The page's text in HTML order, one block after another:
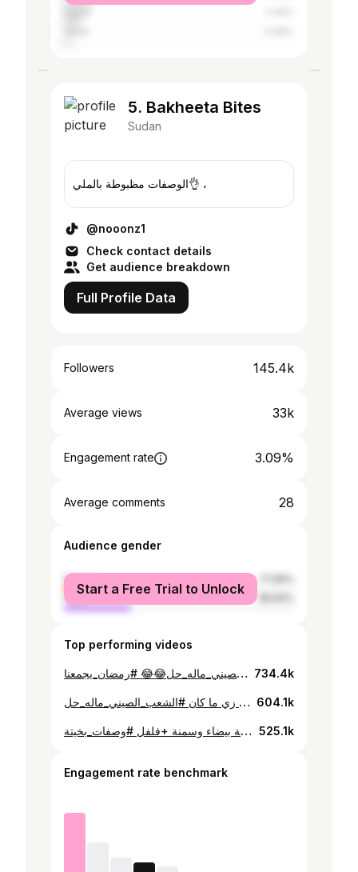
5. Bakheeta Bites
Sudan
الوصفات مظبوطة بالملي👌 ،
@nooonz1
Check contact details
Get audience breakdown
Full Profile Data
Followers 145.4k
Average views 33k
Engagement rate 3.09%
Average comments 28
Audience gender
female
male
Start a Free Trial to Unlock
Top performing videos
مديدة الحلبة أجمل وأسهل اختراع بعد ما عملت مديدة الدخن كل الناس طلبت مديدة الحلبة يلا أحلي مديدة لعيونكم ممكن تضيفوا رشة بيكربونات في الحلبة والموية بتغلي بدل العطرون جربوها بطريقتي وحتدمنوها كدا خلاص يا جماعة قفلنا ملف المدايد كل أنواع المدايد عملناها #الشعب_الصيني_ماله_حل😂😂 #رمضان_يجمعنا #bakheeta_bites #وصفات_بخيتة #مديدة_الحلبة 734.4k
السلطة الهندية الرهيبة دائما بتجي في بالي الأعراس واللمات الحلوة في السودان لمن أعمل السلطة دي يا رب برجع زي ما كان #الشعب_الصيني_ماله_حل😂😂 #bakheeta_bites #foodtiktok #foodie 604.1k
مكرونة بالجبنة والخضار مكرونة آخر الشهر مكرونة الضيوف الرهيبة المكونات، كيس مكرونة، خضار مشكل ، جبنة بيضاء وسمنة +فلفل #وصفات_بخيتة #bakheeta_bites #الشعب_الصيني_ماله_حل😂😂 525.1k
Engagement rate benchmark